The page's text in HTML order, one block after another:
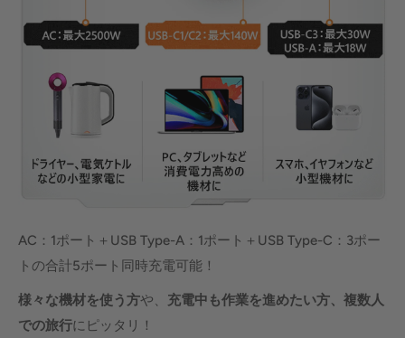
AC：1ポート＋USB Type-A：1ポート＋USB Type-C：3ポー
トの合計5ポート同時充電可能！
様々な機材を使う方や、 充電中も作業を進めたい方、複数人
での旅行にピッタリ！